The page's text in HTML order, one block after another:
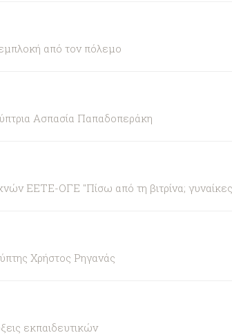
από τον πόλεμο
Ασπασία Παπαδοπεράκη
ΕΕΤΕ-ΟΓΕ "Πίσω από τη βιτρίνα; γυναίκες
Χρήστος Ρηγανάς
εκπαιδευτικών